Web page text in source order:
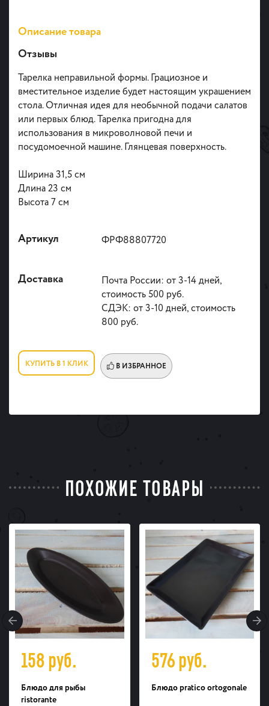
Описание товара
Отзывы
Тарелка неправильной формы. Грациозное и
вместительное изделие будет настоящим украшением
стола. Отличная идея для необычной подачи салатов
или первых блюд. Тарелка пригодна для
использования в микроволновой печи и
посудомоечной машине. Глянцевая поверхность.
Ширина 31,5 см
Длина 23 см
Высота 7 см
Артикул ФРФ88807720
Доставка
Почта России: от 3-14 дней,
стоимость 500 руб.
СДЭК: от 3-10 дней, стоимость
800 руб.
КУПИТЬ В 1 КЛИК В ИЗБРАННОЕ
ПОХОЖИЕ ТОВАРЫ
158руб.
Блюдо для рыбы
ristorante
576руб.
Блюдо pratico ortogonale